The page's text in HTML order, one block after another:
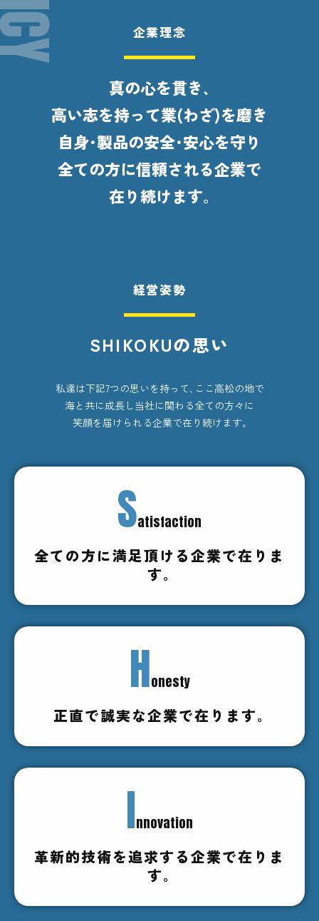
企業理念
真の心を貫き､
高い志を持って業(わざ)を磨き
自身･製品の安全･安心を守り
全ての方に信頼される企業で
在り続けます｡
経営姿勢
SHIKOKUの思い
私達は下記7つの思いを持って､ここ高松の地で
海と共に成長し当社に関わる全ての方々に
笑顔を届けられる企業で在り続けます｡
Satisfaction
全ての方に満足頂ける企業で在りま
す｡
Honesty
正直で誠実な企業で在ります｡
Innovation
革新的技術を追求する企業で在りま
す｡